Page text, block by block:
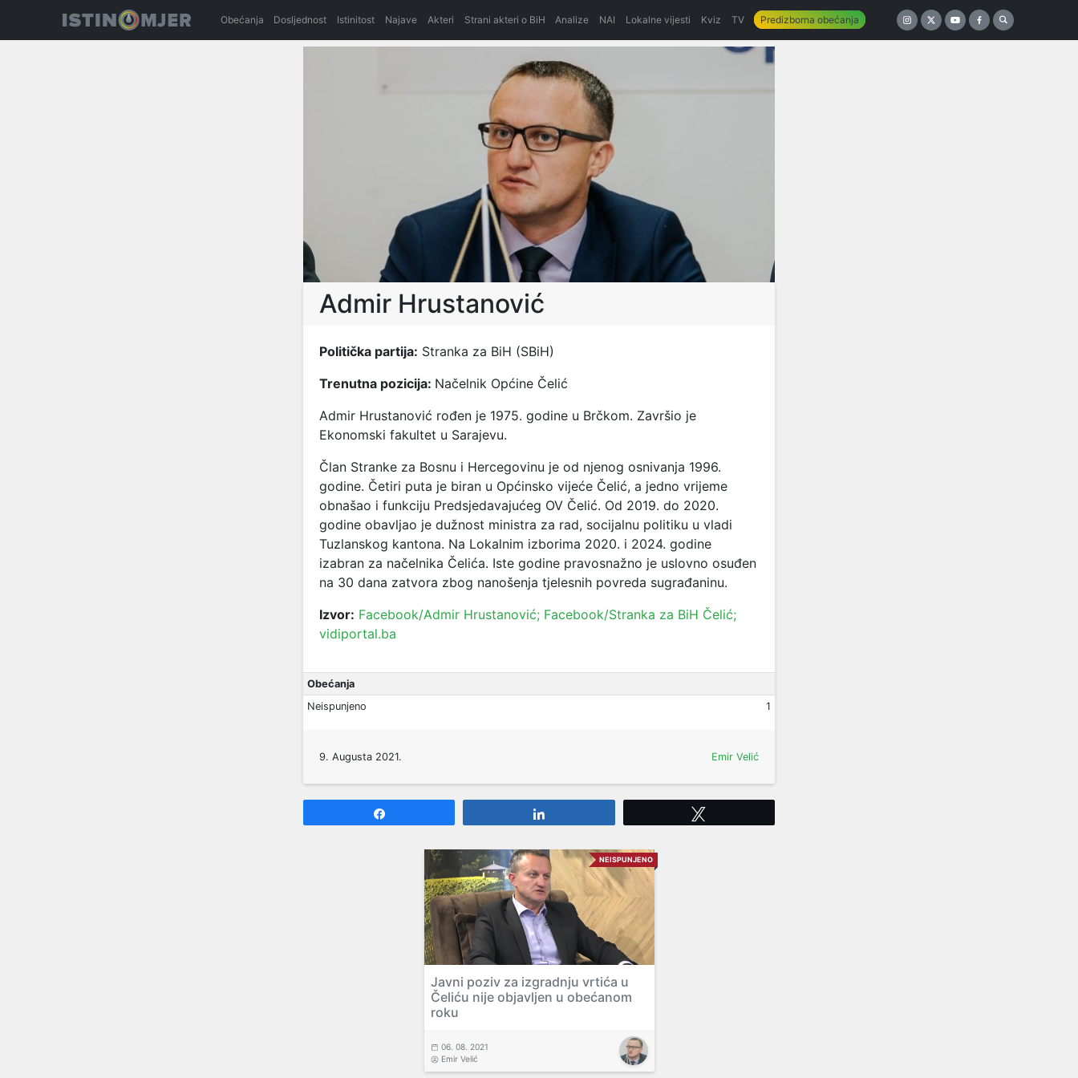
Obećanja Dosljednost Istinitost Najave Akteri Strani akteri o BiH Analize NAI Lokalne vijesti Kviz TV Predizborna obećanja
Admir Hrustanović
Politička partija: Stranka za BiH (SBiH)
Trenutna pozicija: Načelnik Općine Čelić
Admir Hrustanović rođen je 1975. godine u Brčkom. Završio je
Ekonomski fakultet u Sarajevu.
Član Stranke za Bosnu i Hercegovinu je od njenog osnivanja 1996.
godine. Četiri puta je biran u Općinsko vijeće Čelić, a jedno vrijeme
obnašao i funkciju Predsjedavajućeg OV Čelić. Od 2019. do 2020.
godine obavljao je dužnost ministra za rad, socijalnu politiku u vladi
Tuzlanskog kantona. Na Lokalnim izborima 2020. i 2024. godine
izabran za načelnika Čelića. Iste godine pravosnažno je uslovno osuđen
na 30 dana zatvora zbog nanošenja tjelesnih povreda sugrađaninu.
Izvor: Facebook/Admir Hrustanović; Facebook/Stranka za BiH Čelić;
vidiportal.ba
Obećanja
Neispunjeno
1
9. Augusta 2021. Emir Velić
NEISPUNJENO
Javni poziv za izgradnju vrtića u
Čeliću nije objavljen u obećanom
roku
06. 08. 2021
Emir Velić